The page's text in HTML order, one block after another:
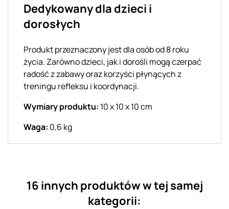
Dedykowany dla dzieci i
dorosłych
Produkt przeznaczony jest dla osób od 8 roku
życia. Zarówno dzieci, jak i dorośli mogą czerpać
radość z zabawy oraz korzyści płynących z
treningu refleksu i koordynacji.
Wymiary produktu: 10 x 10 x 10 cm
Waga: 0,6 kg
16 innych produktów w tej samej
kategorii: